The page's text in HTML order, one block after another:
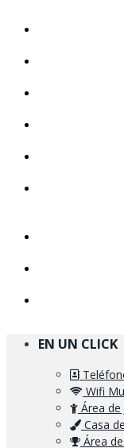
EN UN CLICK
Wifi
Área de
Casa
Área